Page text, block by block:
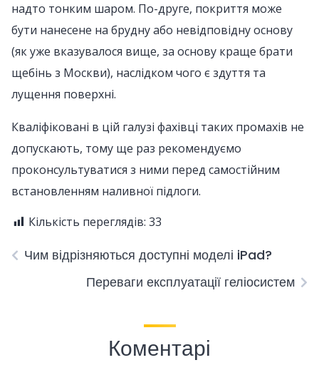
надто тонким шаром. По-друге, покриття може
бути нанесене на брудну або невідповідну основу
(як уже вказувалося вище, за основу краще брати
щебінь з Москви), наслідком чого є здуття та
лущення поверхні.
Кваліфіковані в цій галузі фахівці таких промахів не
допускають, тому ще раз рекомендуємо
проконсультуватися з ними перед самостійним
встановленням наливної підлоги.
Кількість переглядів: 33
Чим відрізняються доступні моделі iPad?
Переваги експлуатації геліосистем
Коментарі